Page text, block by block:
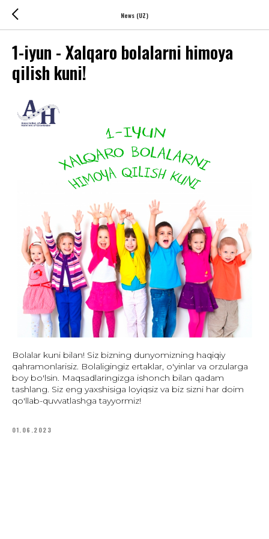
News (UZ)
1-iyun - Xalqaro bolalarni himoya
qilish kuni!
Bolalar kuni bilan! Siz bizning dunyomizning haqiqiy
qahramonlarisiz. Bolaligingiz ertaklar, o'yinlar va orzularga
boy bo'lsin. Maqsadlaringizga ishonch bilan qadam
tashlang. Siz eng yaxshisiga loyiqsiz va biz sizni har doim
qo'llab-quvvatlashga tayyormiz!
01.06.2023